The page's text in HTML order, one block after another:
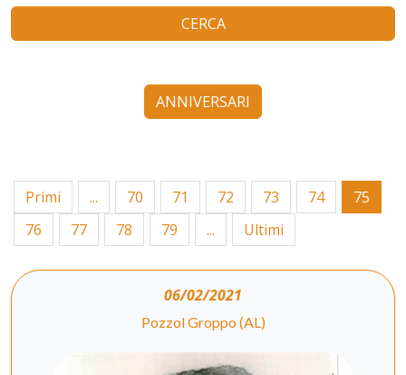
CERCA
ANNIVERSARI
Primi ... 70 71 72 73 74
75
76
77 78 79 ... Ultimi
06/02/2021
Pozzol Groppo (AL)